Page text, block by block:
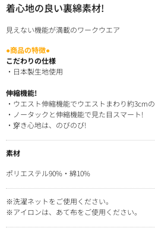
着心地の良い裏綿素材!
見えない機能が満載のワークウエア
●商品の特徴●
こだわりの仕様
・日本製生地使用
伸縮機能!
・ウエスト伸縮機能でウエストまわり約3cm
・ノータックと伸縮機能で見た目スマート!
・穿き心地は、のびのび!
素材
ポリエステル90%・綿10%
※洗濯ネットをご使用ください。
※アイロンは、あて布をご使用ください。